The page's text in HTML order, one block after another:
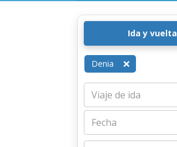
Ida y vuelta
Denia